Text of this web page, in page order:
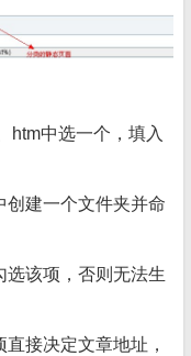
htm中选一个，填入
创建一个文件夹并命
选该项，否则无法生
接决定文章地址，